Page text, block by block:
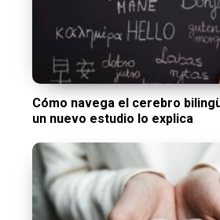
Cómo navega el cerebro
un nuevo estudio lo explica